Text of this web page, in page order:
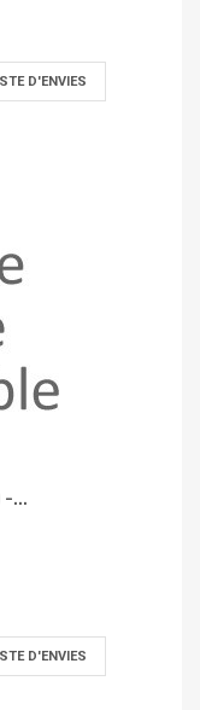
D'ENVIES
-...
D'ENVIES